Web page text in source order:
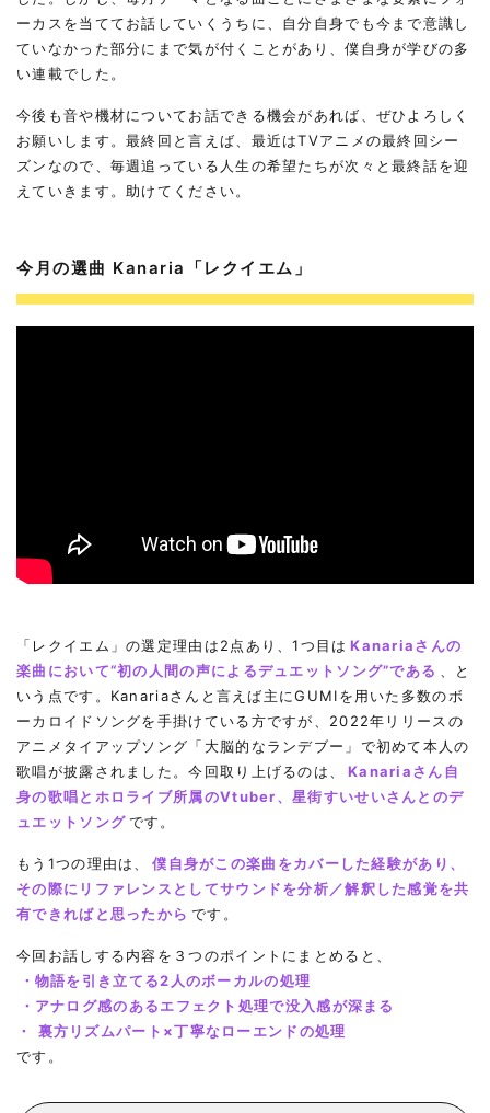
ーカスを当ててお話していくうちに、自分自身でも今まで意識し
ていなかった部分にまで気が付くことがあり、僕自身が学びの多
い連載でした。
今後も音や機材についてお話できる機会があれば、ぜひよろしく
お願いします。最終回と言えば、最近はTVアニメの最終回シー
ズンなので、毎週追っている人生の希望たちが次々と最終話を迎
えていきます。助けてください。
今月の選曲 Kanaria「レクイエム」
「レクイエム」の選定理由は2点あり、1つ目は Kanariaさんの
楽曲において“初の人間の声によるデュエットソング”である
、と
いう点です。Kanariaさんと言えば主にGUMIを用いた多数のボ
ーカロイドソングを手掛けている方ですが、2022年リリースの
アニメタイアップソング「大脳的なランデブー」で初めて本人の
歌唱が披露されました。今回取り上げるのは、
Kanariaさん自
身の歌唱とホロライブ所属のVtuber、星街すいせいさんとのデ
ュエットソングです。
もう1つの理由は、
僕自身がこの楽曲をカバーした経験があり、
その際にリファレンスとしてサウンドを分析／解釈した感覚を共
有できればと思ったから です。
今回お話しする内容を３つのポイントにまとめると、
・物語を引き立てる2人のボーカルの処理
・アナログ感のあるエフェクト処理で没入感が深まる
・
裏方リズムパート×丁寧なローエンドの処理
です。